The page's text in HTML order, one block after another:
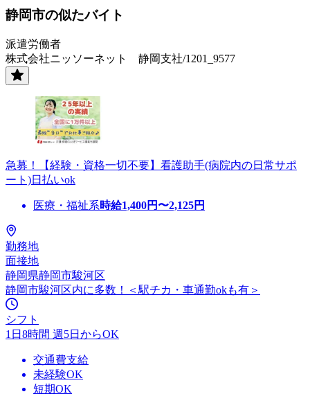
静岡市の似たバイト
派遣労働者
株式会社ニッソーネット 静岡支社/1201_9577
急募！【経験・資格一切不要】看護助手(病院内の日常サポ
ート)日払いok
医療・福祉系時給1,400円〜2,125円
勤務地
面接地
静岡県静岡市駿河区
静岡市駿河区内に多数！＜駅チカ・車通勤okも有＞
シフト
1日8時間 週5日からOK
交通費支給
未経験OK
短期OK